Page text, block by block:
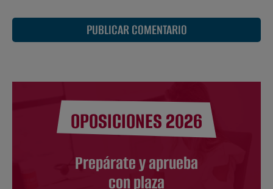
PUBLICAR COMENTARIO
OPOSICIONES 2026
Prepárate y aprueba
con plaza